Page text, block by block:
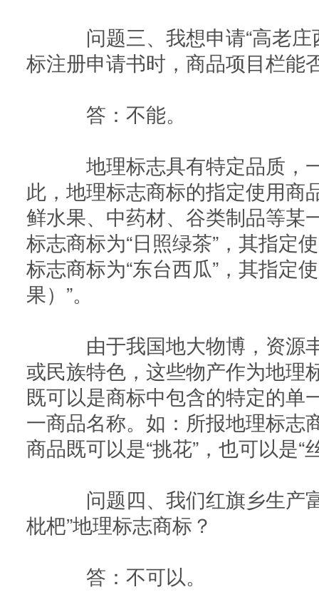
问题三、我想申请“高老庄
标注册申请书时，商品项目栏能
答：不能。
地理标志具有特定品质，
此，地理标志商标的指定使用商
鲜水果、中药材、谷类制品等某
标志商标为“日照绿茶”，其指定
标志商标为“东台西瓜”，其指定
果）”。
由于我国地大物博，资源
或民族特色，这些物产作为地理
既可以是商标中包含的特定的单
一商品名称。如：所报地理标志
商品既可以是“挑花”，也可以是“
问题四、我们红旗乡生产
枇杷”地理标志商标？
答：不可以。